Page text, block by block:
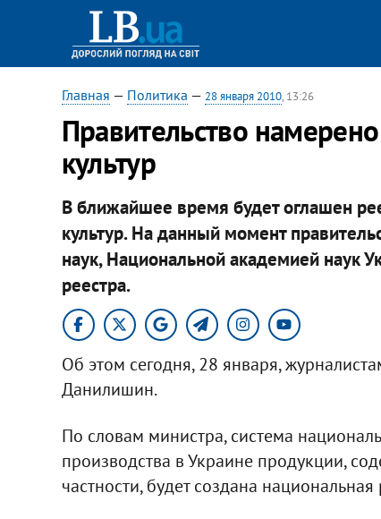
Главная — Политика — 28 января 2010, 13:26
Правительство
культур
В ближайшее время будет оглашен
культур. На данный момент
наук, Национальной академией наук
реестра.
Об этом сегодня, 28 января,
Данилишин.
По словам министра, система
производства в Украине продукции,
частности, будет создана